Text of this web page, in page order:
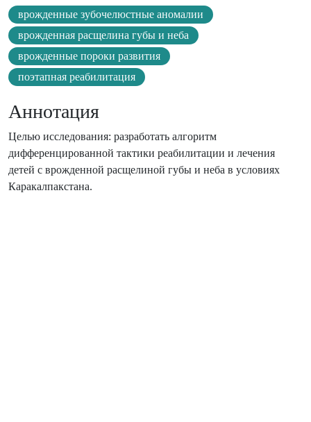
врожденные зубочелюстные аномалии
врожденная расщелина губы и неба
врожденные пороки развития
поэтапная реабилитация
Аннотация
Целью исследования: разработать алгоритм
дифференцированной тактики реабилитации и лечения
детей с врожденной расщелиной губы и неба в условиях
Каракалпакстана.